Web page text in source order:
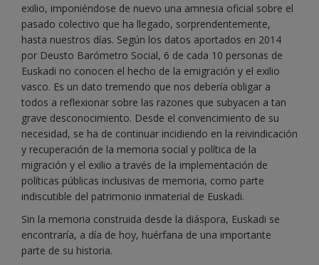
exilio, imponiéndose de nuevo una amnesia oficial sobre el
pasado colectivo que ha llegado, sorprendentemente,
hasta nuestros días. Según los datos aportados en 2014
por Deusto Barómetro Social, 6 de cada 10 personas de
Euskadi no conocen el hecho de la emigración y el exilio
vasco. Es un dato tremendo que nos debería obligar a
todos a reflexionar sobre las razones que subyacen a tan
grave desconocimiento. Desde el convencimiento de su
necesidad, se ha de continuar incidiendo en la reivindicación
y recuperación de la memoria social y política de la
migración y el exilio a través de la implementación de
políticas públicas inclusivas de memoria, como parte
indiscutible del patrimonio inmaterial de Euskadi.
Sin la memoria construida desde la diáspora, Euskadi se
encontraría, a día de hoy, huérfana de una importante
parte de su historia.